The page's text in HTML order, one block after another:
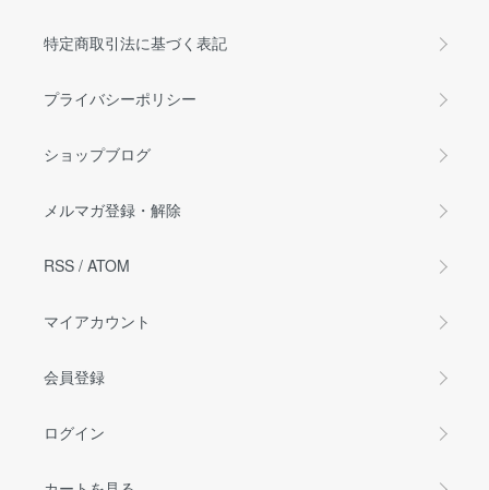
特定商取引法に基づく表記
プライバシーポリシー
ショップブログ
メルマガ登録・解除
RSS / ATOM
マイアカウント
会員登録
ログイン